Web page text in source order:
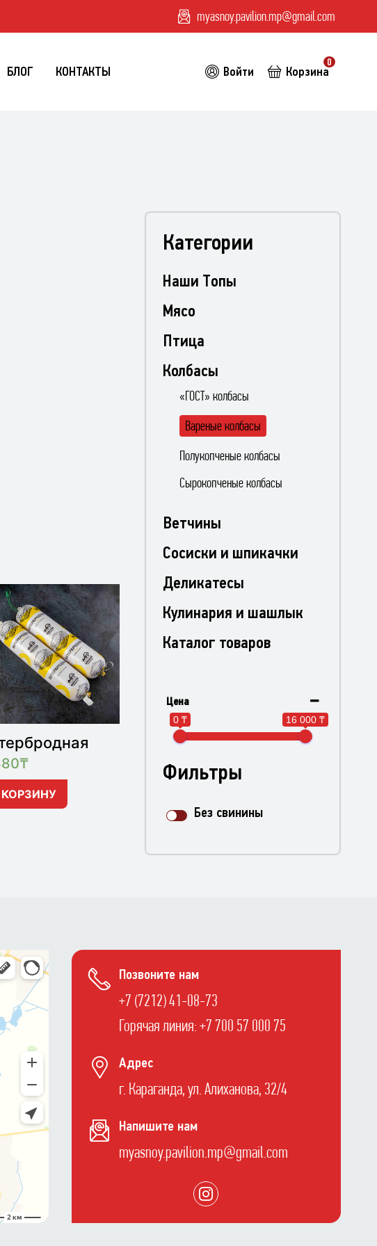
myasnoy.pavilion.mp@gmail.com
БЛОГ КОНТАКТЫ Войти Корзина
0
₸
КОРЗИНУ
Категории
Наши Топы
Мясо
Птица
Колбасы
«ГОСТ» колбасы
Вареные колбасы
Полукопченые колбасы
Сырокопченые колбасы
Ветчины
Сосиски и шпикачки
Деликатесы
Кулинария и шашлык
Каталог товаров
Цена
0 ₸ 16 000 ₸
Фильтры
Без свинины
Позвоните нам
+7 (7212) 41-08-73
Горячая линия: +7 700 57 000 75
Адрес
г. Караганда, ул. Алиханова, 32/4
Напишите нам
myasnoy.pavilion.mp@gmail.com